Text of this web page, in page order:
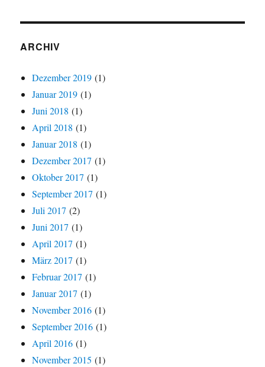
ARCHIV
Dezember 2019 (1)
Januar 2019 (1)
Juni 2018 (1)
April 2018 (1)
Januar 2018 (1)
Dezember 2017 (1)
Oktober 2017 (1)
September 2017 (1)
Juli 2017 (2)
Juni 2017 (1)
April 2017 (1)
März 2017 (1)
Februar 2017 (1)
Januar 2017 (1)
November 2016 (1)
September 2016 (1)
April 2016 (1)
November 2015 (1)